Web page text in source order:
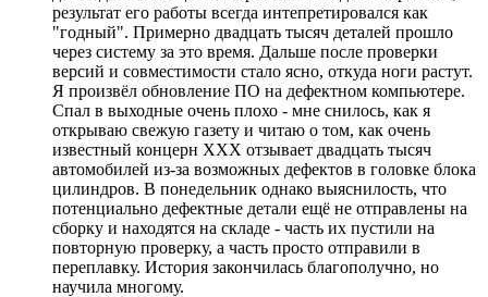
результат его работы всегда интепретировался как
"годный". Примерно двадцать тысяч деталей прошло
через систему за это время. Дальше после проверки
версий и совместимости стало ясно, откуда ноги растут.
Я произвёл обновление ПО на дефектном компьютере.
Спал в выходные очень плохо - мне снилось, как я
открываю свежую газету и читаю о том, как очень
известный концерн ХХХ отзывает двадцать тысяч
автомобилей из-за возможных дефектов в головке блока
цилиндров. В понедельник однако выяснилость, что
потенциально дефектные детали ещё не отправлены на
сборку и находятся на складе - часть их пустили на
повторную проверку, а часть просто отправили в
переплавку. История закончилась благополучно, но
научила многому.